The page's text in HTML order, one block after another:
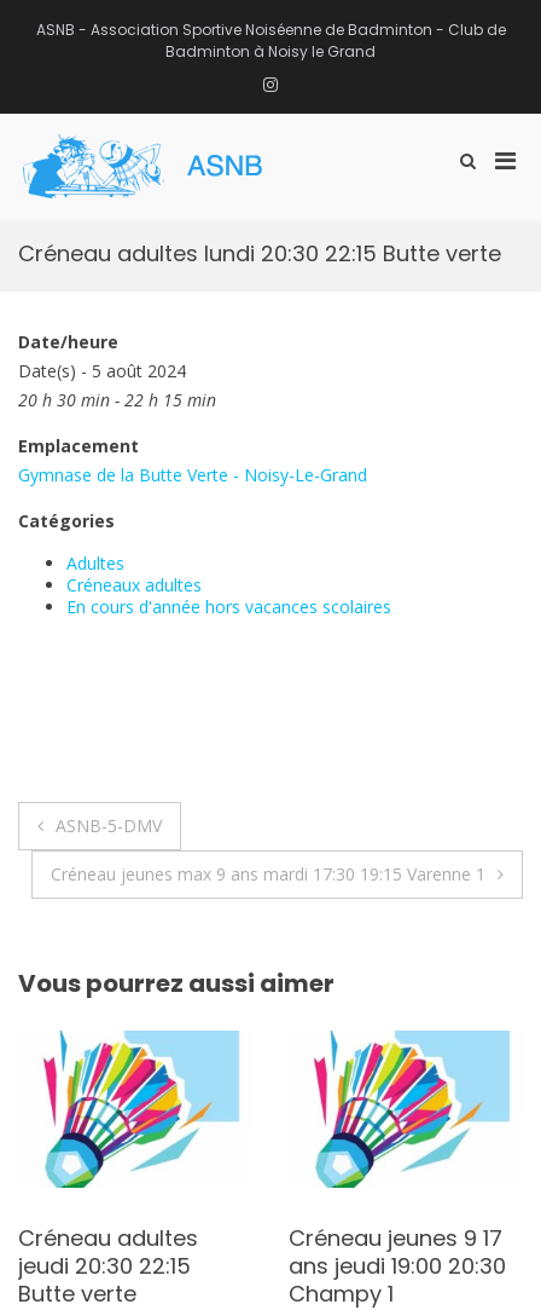
ASNB - Association Sportive Noiséenne de Badminton - Club de
Badminton à Noisy le Grand
Instagram
Afficher
recherche
Créneau adultes lundi 20:30 22:15 Butte verte
Date/heure
Date(s) - 5 août 2024
20 h 30 min - 22 h 15 min
Emplacement
Gymnase de la Butte Verte - Noisy-Le-Grand
Catégories
Adultes
Créneaux adultes
En cours d'année hors vacances scolaires
Navigation
de
ASNB-5-DMV
Créneau jeunes max 9 ans mardi 17:30 19:15 Varenne 1
Vous pourrez aussi aimer
Créneau adultes
jeudi 20:30 22:15
Butte verte
Créneau jeunes 9 17
ans jeudi 19:00 20:30
Champy 1